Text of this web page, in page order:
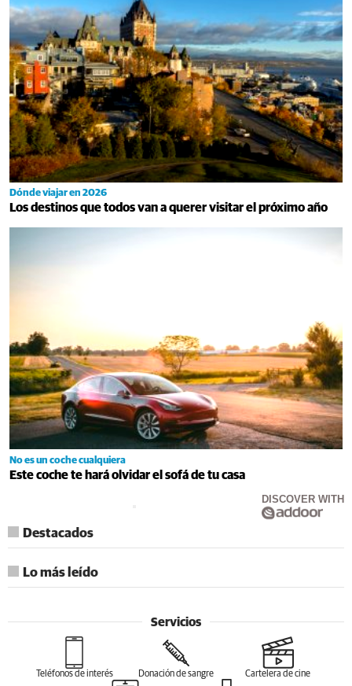
Dónde viajar en 2026
Los destinos que todos van a querer visitar el próximo año
No es un coche cualquiera
Este coche te hará olvidar el sofá de tu casa
DISCOVER WITH
Destacados
Lo más leído
Servicios
Teléfonos de interés Donación de sangre Cartelera de cine